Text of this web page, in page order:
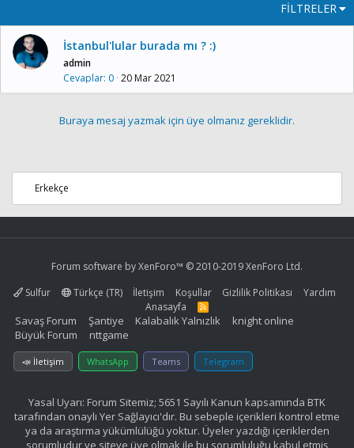
FILTRELER
İstanbul'lular burada mı ? :)
admin
Cevaplar 0 20 Mar 2021
Buraya mesaj yazmak için üye olmanız gereklidir.
Erkekçe
Forum software by XenForo™ © 2010-2019 XenForo Ltd.
Sulfur
Türkçe (TR) İletişim Koşullar Gizlilik Politikası
Yardım
Anasayfa
R
S
Savaş Forum Şantiye Kalabalık Yalnızlık
knight online
Büyük Forum
nttgame
📣 İletişim WhatsApp Teams Telegram
Yasal Uyarı: Forum Sitemiz; 5651 Sayılı Kanun kapsamında BTK
tarafından onaylı Yer Sağlayıcı'dır. Bu sebeple içerikleri kontrol etme
ya da araştırma yükümlülüğü yoktur. Üyeler yazdığı içeriklerden
sorumludur ve siteye üye olmak ile bu sorumluluğu kabul etmiş